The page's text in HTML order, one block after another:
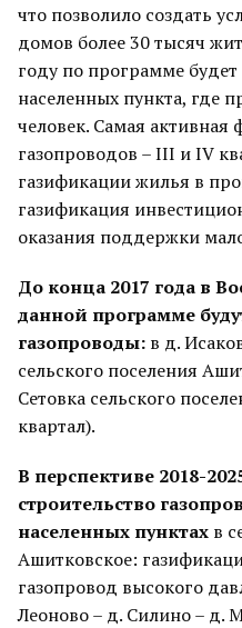
что позволило создать
домов более 30 тысяч
году по программе
населенных пункта, где
человек. Самая активная
газопроводов – III и IV
газификации жилья в
газификация
оказания поддержки
До конца 2017 года в
данной программе
газопроводы: в д.
сельского поселения
Сетовка сельского
квартал).
В перспективе 2018-
строительство
населенных пунктах в
Ашитковское:
газопровод высокого
Леоново – д. Силино – д.